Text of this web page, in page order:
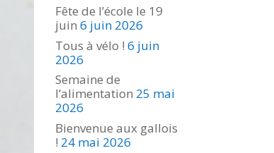
Fête de l’école le 19
juin 6 juin 2026
Tous à vélo ! 6 juin
2026
Semaine de
l’alimentation 25 mai
2026
Bienvenue aux gallois
! 24 mai 2026